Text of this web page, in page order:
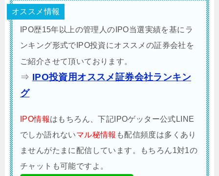
オススメ情報
IPO歴15年以上の管理人のIPO当選実績を基にラ
ンキング形式でIPO投資にオススメの証券会社を
ご紹介させて頂いております。
⇒ IPO投資用オススメ証券会社ランキン
グ
IPO情報はもちろん、下記IPOゲッター公式LINE
でしか語れないマル秘情報 も配信頻度は多くあり
ませんがたまに配信しています。もちろん1対1の
チャットも可能ですよ。